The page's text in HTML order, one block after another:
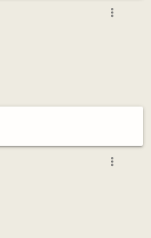
more_vert
more_vert